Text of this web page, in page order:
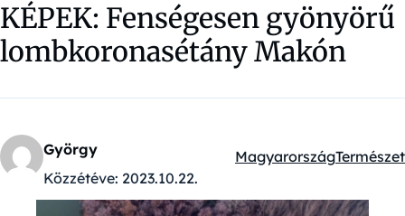
KÉPEK: Fenségesen gyönyörű
lombkoronasétány Makón
György
Közzétéve: 2023.10.22.
Kategóriák:
MagyarországTermészet